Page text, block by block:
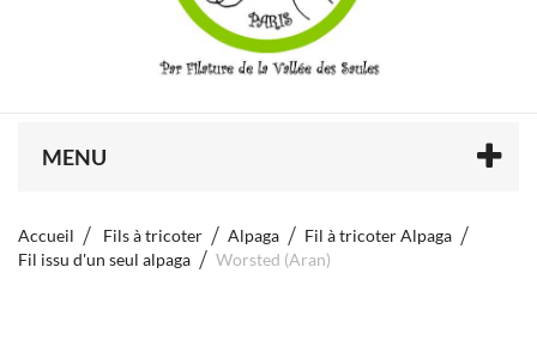
MENU
Accueil Fils à tricoter Alpaga
Fil à tricoter Alpaga
Fil issu d'un seul alpaga
Worsted (Aran)